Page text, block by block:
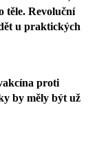
těle. Revoluční
u praktických
proti
by měly být už